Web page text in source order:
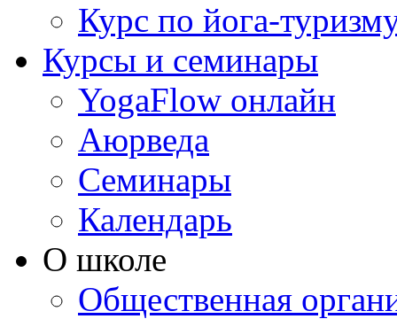
Курс по йога-
Курсы и семинары
YogaFlow онлайн
Аюрведа
Семинары
Календарь
О школе
Общественная